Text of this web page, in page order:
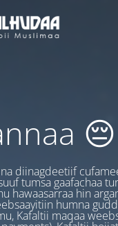
😔
diinagdeetiif
tumsa gaafachaa
hawaasarraa hin
humna
Kafaltii maqaa